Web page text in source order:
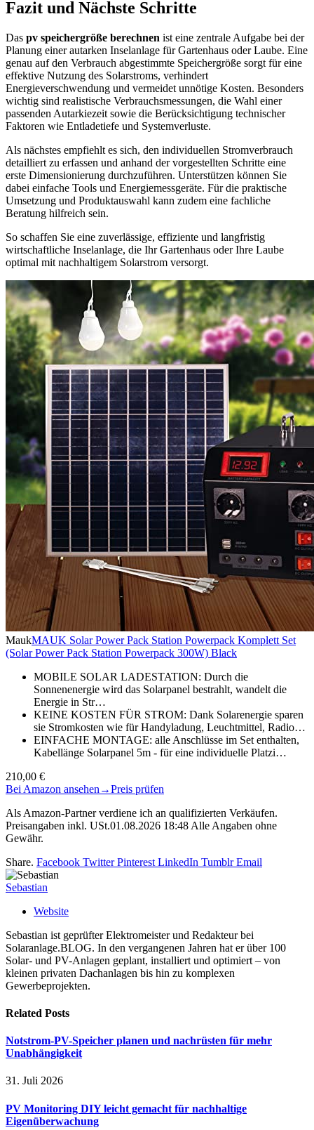
Fazit und Nächste Schritte
Das pv speichergröße berechnen ist eine zentrale Aufgabe bei der
Planung einer autarken Inselanlage für Gartenhaus oder Laube. Eine
genau auf den Verbrauch abgestimmte Speichergröße sorgt für eine
effektive Nutzung des Solarstroms, verhindert
Energieverschwendung und vermeidet unnötige Kosten. Besonders
wichtig sind realistische Verbrauchsmessungen, die Wahl einer
passenden Autarkiezeit sowie die Berücksichtigung technischer
Faktoren wie Entladetiefe und Systemverluste.
Als nächstes empfiehlt es sich, den individuellen Stromverbrauch
detailliert zu erfassen und anhand der vorgestellten Schritte eine
erste Dimensionierung durchzuführen. Unterstützen können Sie
dabei einfache Tools und Energiemessgeräte. Für die praktische
Umsetzung und Produktauswahl kann zudem eine fachliche
Beratung hilfreich sein.
So schaffen Sie eine zuverlässige, effiziente und langfristig
wirtschaftliche Inselanlage, die Ihr Gartenhaus oder Ihre Laube
optimal mit nachhaltigem Solarstrom versorgt.
MaukMAUK Solar Power Pack Station Powerpack Komplett Set
(Solar Power Pack Station Powerpack 300W) Black
MOBILE SOLAR LADESTATION: Durch die
Sonnenenergie wird das Solarpanel bestrahlt, wandelt die
Energie in Str…
KEINE KOSTEN FÜR STROM: Dank Solarenergie sparen
sie Stromkosten wie für Handyladung, Leuchtmittel, Radio…
EINFACHE MONTAGE: alle Anschlüsse im Set enthalten,
Kabellänge Solarpanel 5m - für eine individuelle Platzi…
210,00 €
Bei Amazon ansehen →Preis prüfen
Als Amazon-Partner verdiene ich an qualifizierten Verkäufen.
Preisangaben inkl. USt.01.08.2026 18:48 Alle Angaben ohne
Gewähr.
Share. Facebook Twitter Pinterest LinkedIn Tumblr Email
Sebastian
Website
Sebastian ist geprüfter Elektromeister und Redakteur bei
Solaranlage.BLOG. In den vergangenen Jahren hat er über 100
Solar- und PV-Anlagen geplant, installiert und optimiert – von
kleinen privaten Dachanlagen bis hin zu komplexen
Gewerbeprojekten.
Related Posts
Notstrom-PV-Speicher planen und nachrüsten für mehr
Unabhängigkeit
31. Juli 2026
PV Monitoring DIY leicht gemacht für nachhaltige
Eigenüberwachung